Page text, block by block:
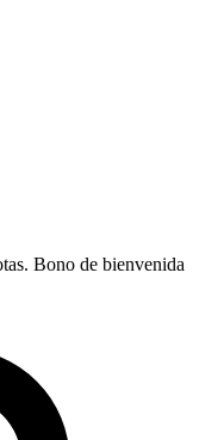
Bono de bienvenida